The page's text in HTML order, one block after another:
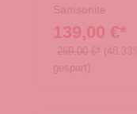
Samsonite
139,00 €*
269,00 €* (48.33%
gespart)